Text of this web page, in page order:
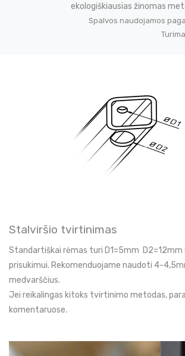
ekologiškiausias žinomas
Spalvos naudojamos
Stalviršio tvirtinimas
Standartiškai rėmas turi D1=5mm D2=12mm
prisukimui. Rekomenduojame naudoti 4-
medvarščius.
Jei reikalingas kitoks tvirtinimo metodas,
komentaruose.